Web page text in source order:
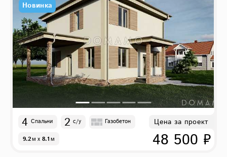
Новинка
4 Спальни 2 с/у Газобетон
9.2м x 8.1м
Цена за проект
48 500 ₽